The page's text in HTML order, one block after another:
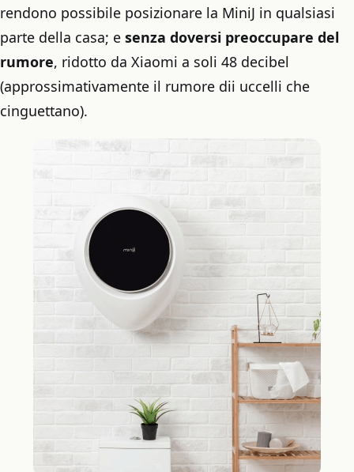
rendono possibile posizionare la MiniJ in qualsiasi
parte della casa; e senza doversi preoccupare del
rumore, ridotto da Xiaomi a soli 48 decibel
(approssimativamente il rumore dii uccelli che
cinguettano).